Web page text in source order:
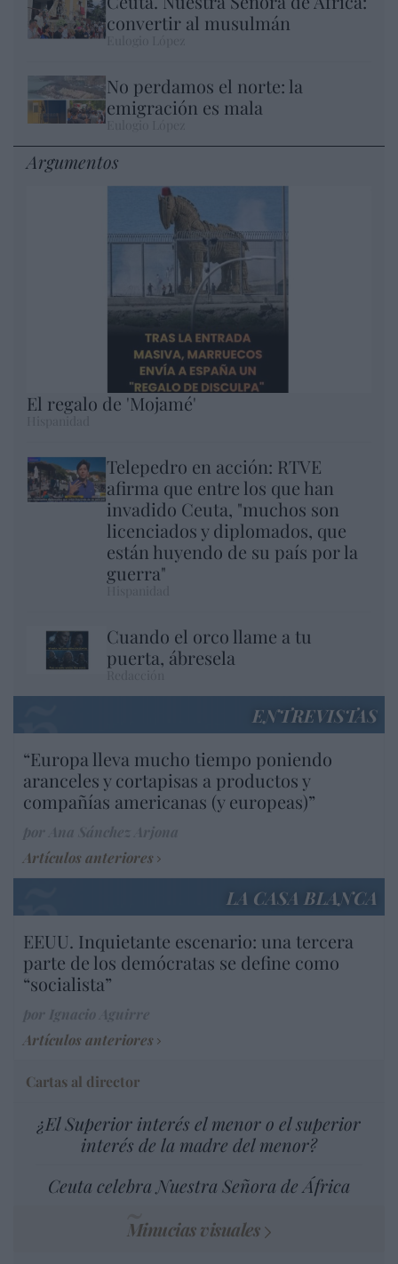
convertir al musulmán
No perdamos el norte: la
emigración es mala
Argumentos
El regalo de 'Mojamé'
Telepedro en acción: RTVE
afirma que entre los que han
invadido Ceuta, "muchos son
licenciados y diplomados, que
están huyendo de su país por la
guerra"
Cuando el orco llame a tu
puerta, ábresela
ENTREVISTAS
“Europa lleva mucho tiempo poniendo
aranceles y cortapisas a productos y
compañías americanas (y europeas)”
Artículos anteriores
LA CASA BLANCA
EEUU. Inquietante escenario: una tercera
parte de los demócratas se define como
“socialista”
Artículos anteriores
Cartas al director
¿El Superior interés el menor o el superior
interés de la madre del menor?
Ceuta celebra Nuestra Señora de África
Minucias visuales